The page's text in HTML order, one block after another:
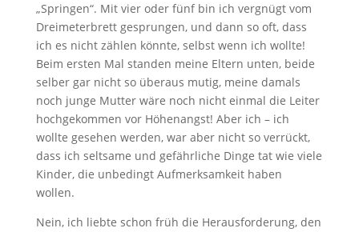
„Springen“. Mit vier oder fünf bin ich vergnügt vom
Dreimeterbrett gesprungen, und dann so oft, dass
ich es nicht zählen könnte, selbst wenn ich wollte!
Beim ersten Mal standen meine Eltern unten, beide
selber gar nicht so überaus mutig, meine damals
noch junge Mutter wäre noch nicht einmal die Leiter
hochgekommen vor Höhenangst! Aber ich – ich
wollte gesehen werden, war aber nicht so verrückt,
dass ich seltsame und gefährliche Dinge tat wie viele
Kinder, die unbedingt Aufmerksamkeit haben
wollen.
Nein, ich liebte schon früh die Herausforderung, den